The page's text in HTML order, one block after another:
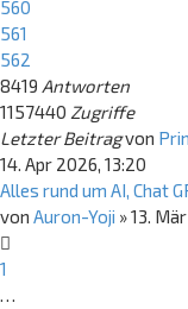
560
561
562
8419 Antworten
1157440 Zugriffe
Letzter Beitragvon
14. Apr 2026, 13:20
Alles rund um AI, Chat
von Auron-Yoji »13.
1
…